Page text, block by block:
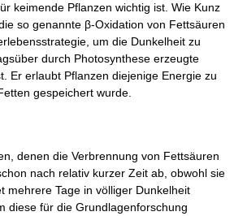
keimende Pflanzen wichtig ist. Wie Kunz
so genannte β-Oxidation von Fettsäuren
um die Dunkelheit zu
durch Photosynthese erzeugte
Er erlaubt Pflanzen diejenige Energie zu
gespeichert wurde.
denen die Verbrennung von Fettsäuren
nach relativ kurzer Zeit ab, obwohl sie
mehrere Tage in völliger Dunkelheit
diese für die Grundlagenforschung